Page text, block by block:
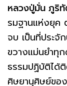
หลวงปู่มั่น ภูริ
รมฐานแห่งยุค
จบ เป็นที่ประ
ขวางแม่นยำทุ
ธรรมปฏิบัติได้
ศิษยานุศิษย์ขอ